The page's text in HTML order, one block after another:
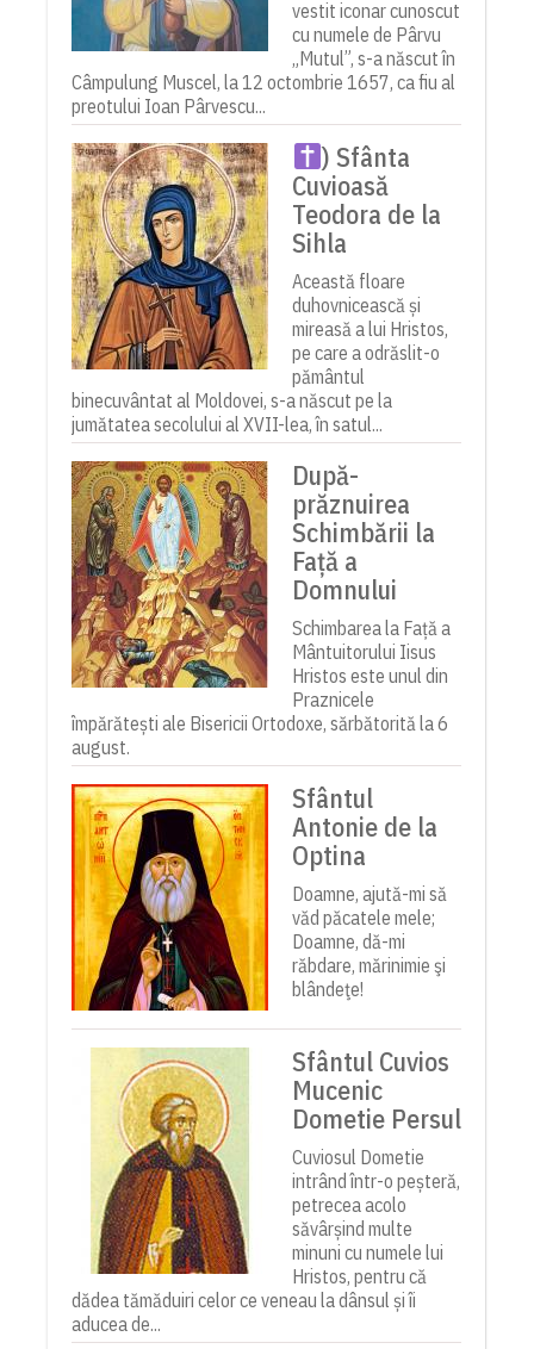
vestit iconar cunoscut
cu numele de Pârvu
„Mutul”, s-a născut în
Câmpulung Muscel, la 12 octombrie 1657, ca fiu al
preotului Ioan Pârvescu...
) Sfânta
Cuvioasă
Teodora de la
Sihla
Această floare
duhovnicească și
mireasă a lui Hristos,
pe care a odrăslit-o
pământul
binecuvântat al Moldovei, s-a născut pe la
jumătatea secolului al XVII-lea, în satul...
După-
prăznuirea
Schimbării la
Față a
Domnului
Schimbarea la Față a
Mântuitorului Iisus
Hristos este unul din
Praznicele
împărătești ale Bisericii Ortodoxe, sărbătorită la 6
august.
Sfântul
Antonie de la
Optina
Doamne, ajută-mi să
văd păcatele mele;
Doamne, dă-mi
răbdare, mărinimie şi
blândeţe!
Sfântul Cuvios
Mucenic
Dometie Persul
Cuviosul Dometie
intrând într-o peșteră,
petrecea acolo
săvârșind multe
minuni cu numele lui
Hristos, pentru că
dădea tămăduiri celor ce veneau la dânsul și îi
aducea de...